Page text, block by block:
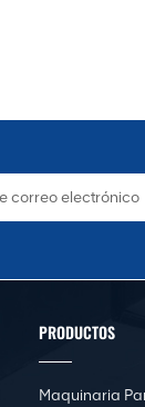
PRODUCTOS
Maquinaria